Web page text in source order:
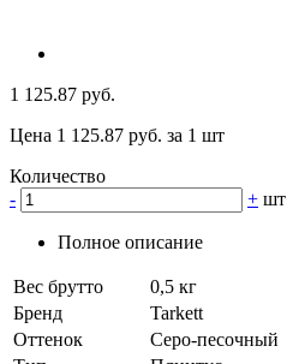
1 125.87 руб.
Цена 1 125.87 руб. за 1 шт
Количество
-
+ шт
Полное описание
Вес брутто
0,5 кг
Бренд
Tarkett
Оттенок
Серо-песочный